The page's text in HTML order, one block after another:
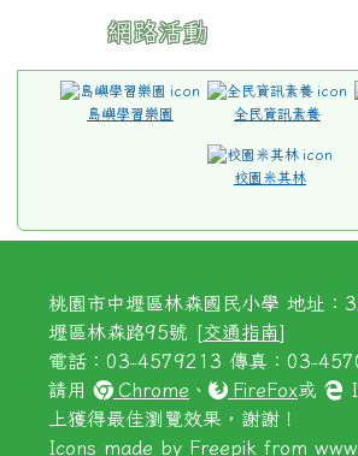
網路活動
島嶼學習樂園 全民資訊素養
校園米其林
桃園市中壢區林森國民小學 地址：
壢區林森路95號 [交通指南]
電話：03-4579213 傳真：03-
請用
Chrome 、 FireFox或
上獲得最佳瀏覽效果，謝謝！
Icons made by Freepik from